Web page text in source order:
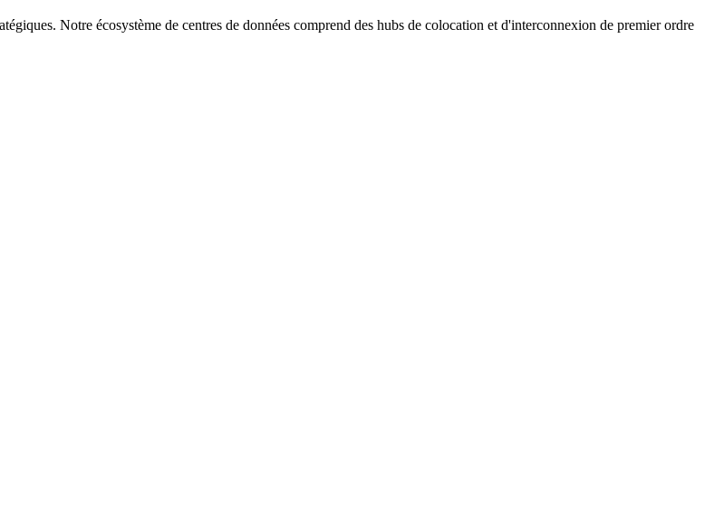
Notre écosystème de centres de données comprend des hubs de colocation et d'interconnexion de premier ordre